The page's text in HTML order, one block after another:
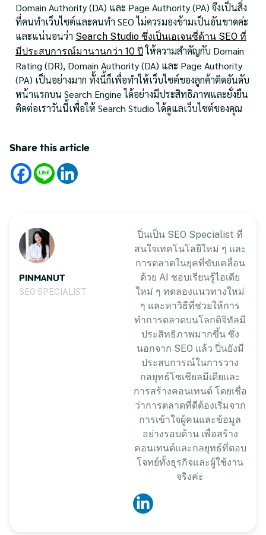
Domain Authority (DA) และ Page Authority (PA) จึงเป็นสิ่ง
ที่คนทำเว็บไซต์และคนทำ SEO ไม่ควรมองข้ามเป็นอันขาดค่ะ
และแน่นอนว่า Search Studio ซึ่งเป็นเอเจนซี่ด้าน SEO ที่
มีประสบการณ์มานานกว่า 10 ปีให้ความสำคัญกับ Domain
Rating (DR), Domain Authority (DA) และ Page Authority
(PA) เป็นอย่างมาก ทั้งนี้ก็เพื่อทำให้เว็บไซต์ของลูกค้าติดอันดับ
หน้าแรกบน Search Engine ได้อย่างมีประสิทธิภาพและยั่งยืน
ติดต่อเราวันนี้เพื่อให้ Search Studio ได้ดูแลเว็บไซต์ของคุณ
Share this article
PINMANUT
SEO SPECIALIST
ปิ่นเป็น SEO Specialist ที่
สนใจเทคโนโลยีใหม่ ๆ และ
การตลาดในยุคที่ขับเคลื่อน
ด้วย AI ชอบเรียนรู้ไอเดีย
ใหม่ ๆ ทดลองแนวทางใหม่
ๆ และหาวิธีที่ช่วยให้การ
ทำการตลาดบนโลกดิจิทัลมี
ประสิทธิภาพมากขึ้น ซึ่ง
นอกจาก SEO แล้ว ปิ่นยังมี
ประสบการณ์ในการวาง
กลยุทธ์โซเชียลมีเดียและ
การสร้างคอนเทนต์ โดยเชื่อ
ว่าการตลาดที่ดีต้องเริ่มจาก
การเข้าใจผู้คนและข้อมูล
อย่างรอบด้าน เพื่อสร้าง
คอนเทนต์และกลยุทธ์ที่ตอบ
โจทย์ทั้งธุรกิจและผู้ใช้งาน
จริงค่ะ